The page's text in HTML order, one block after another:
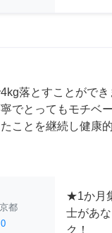
落とすことがで
でとってもモチベ
ことを継続し健康
都
0
★1か月
士があ
ク！